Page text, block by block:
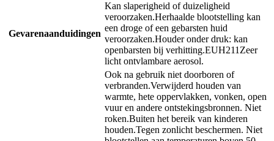
Gevarenaanduidingen
Kan slaperigheid of duizeligheid
veroorzaken.Herhaalde blootstelling kan
een droge of een gebarsten huid
veroorzaken.Houder onder druk: kan
openbarsten bij verhitting.EUH211Zeer
licht ontvlambare aerosol.
Ook na gebruik niet doorboren of
verbranden.Verwijderd houden van
warmte, hete oppervlakken, vonken, open
vuur en andere ontstekingsbronnen. Niet
roken.Buiten het bereik van kinderen
houden.Tegen zonlicht beschermen. Niet